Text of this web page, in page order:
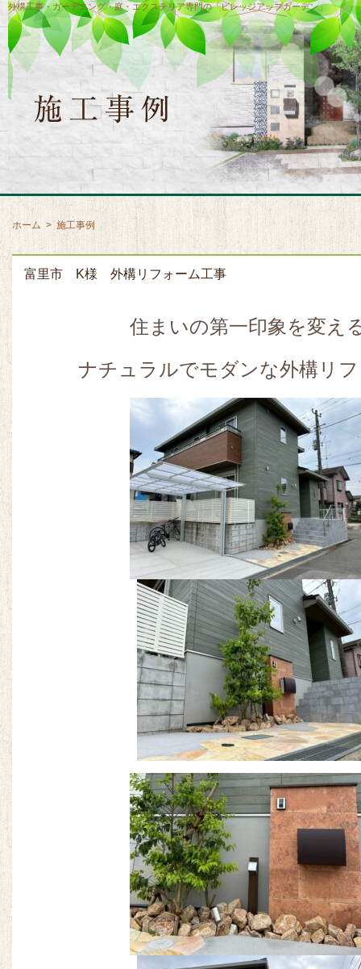
外構工事・ガーデニング・庭・エクステリア専門の「ビレッジアップガーデン」
ホーム > 施工事例
富里市 K様 外構リフォーム工事
住まいの第一印象を変え
ナチュラルでモダンな外構リ